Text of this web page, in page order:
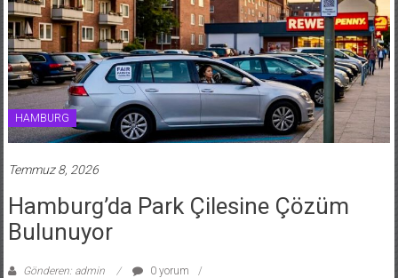
HAMBURG
Temmuz 8, 2026
Hamburg’da Park Çilesine Çözüm
Bulunuyor
Gönderen: admin
0 yorum